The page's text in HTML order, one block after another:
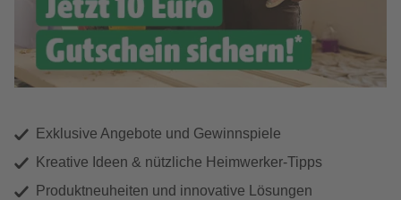
Exklusive Angebote und Gewinnspiele
Kreative Ideen & nützliche Heimwerker-Tipps
Produktneuheiten und innovative Lösungen